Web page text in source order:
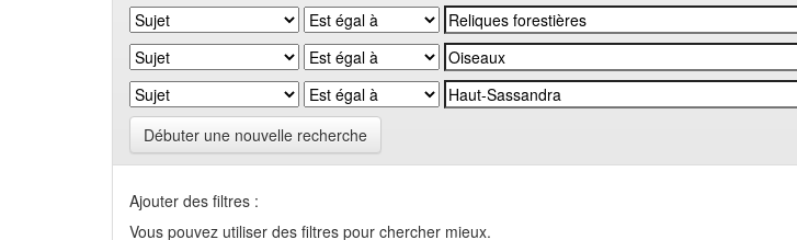
Débuter une nouvelle recherche
Ajouter des filtres :
Vous pouvez utiliser des filtres pour chercher mieux.